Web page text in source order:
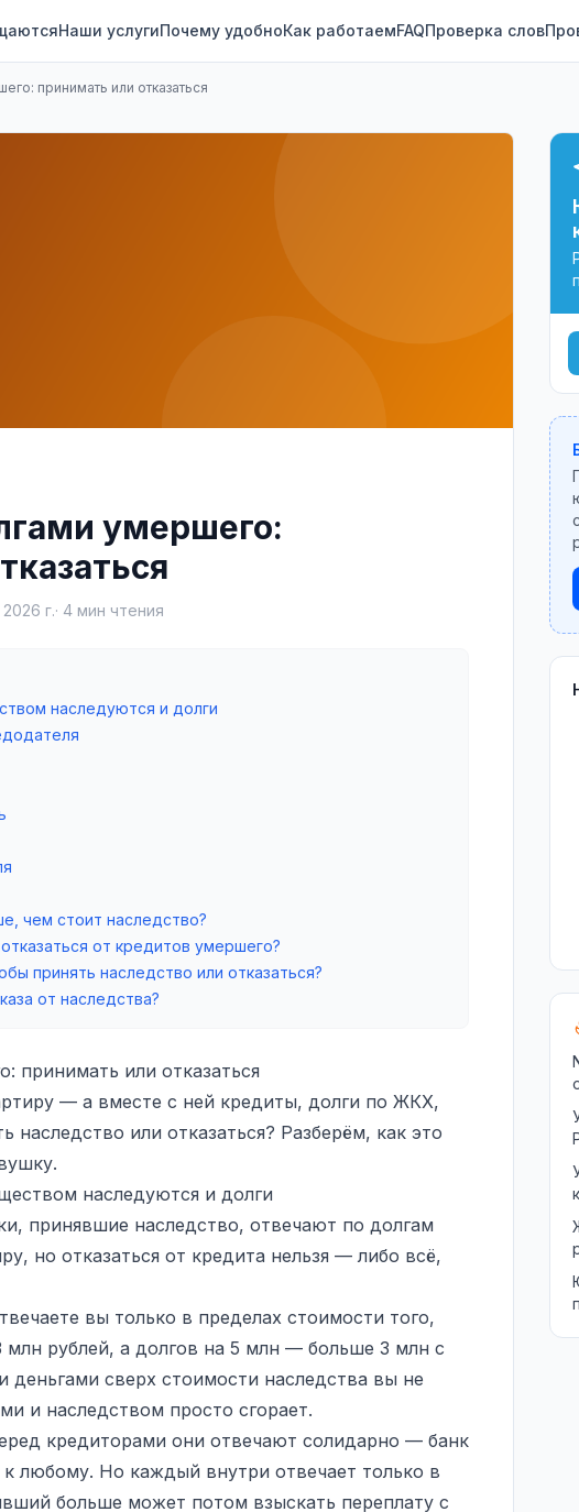
Наши услугиПочему удобноКак работаемFAQПроверка слов
принимать или отказаться
умершего:
г.· 4 мин чтения
наследуются и долги
чем стоит наследство?
от кредитов умершего?
принять наследство или отказаться?
от наследства?
принимать или отказаться
— а вместе с ней кредиты, долги по ЖКХ,
или отказаться? Разберём, как это
наследуются и долги
принявшие наследство, отвечают по долгам
но отказаться от кредита нельзя — либо всё,
вы только в пределах стоимости того,
млн рублей, а долгов на 5 млн — больше 3 млн с
сверх стоимости наследства вы не
и наследством просто сгорает.
кредиторами они отвечают солидарно — банк
любому. Но каждый внутри отвечает только в
больше может потом взыскать переплату с